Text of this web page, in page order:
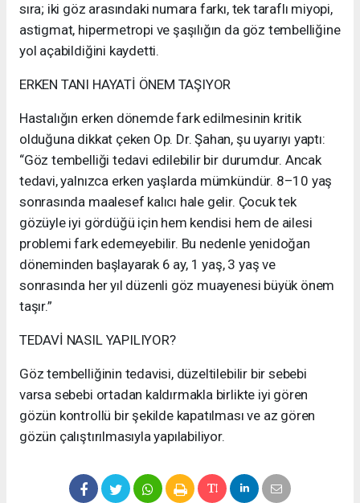
sıra; iki göz arasındaki numara farkı, tek taraflı miyopi,
astigmat, hipermetropi ve şaşılığın da göz tembelliğine
yol açabildiğini kaydetti.
ERKEN TANI HAYATİ ÖNEM TAŞIYOR
Hastalığın erken dönemde fark edilmesinin kritik
olduğuna dikkat çeken Op. Dr. Şahan, şu uyarıyı yaptı:
“Göz tembelliği tedavi edilebilir bir durumdur. Ancak
tedavi, yalnızca erken yaşlarda mümkündür. 8–10 yaş
sonrasında maalesef kalıcı hale gelir. Çocuk tek
gözüyle iyi gördüğü için hem kendisi hem de ailesi
problemi fark edemeyebilir. Bu nedenle yenidoğan
döneminden başlayarak 6 ay, 1 yaş, 3 yaş ve
sonrasında her yıl düzenli göz muayenesi büyük önem
taşır.”
TEDAVİ NASIL YAPILIYOR?
Göz tembelliğinin tedavisi, düzeltilebilir bir sebebi
varsa sebebi ortadan kaldırmakla birlikte iyi gören
gözün kontrollü bir şekilde kapatılması ve az gören
gözün çalıştırılmasıyla yapılabiliyor.